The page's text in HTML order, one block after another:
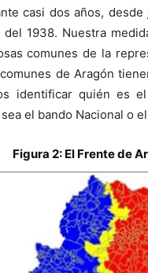
casi dos años,
del 1938. Nuestra
comunes de la
de Aragón
identificar quién es
el bando Nacional o
Figura 2: El Frente de